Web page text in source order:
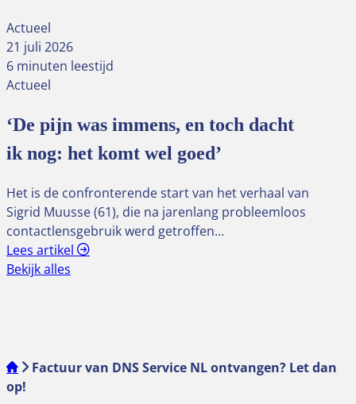
Actueel
21 juli 2026
6 minuten leestijd
Actueel
‘De pijn was immens, en toch dacht
ik nog: het komt wel goed’
Het is de confronterende start van het verhaal van
Sigrid Muusse (61), die na jarenlang probleemloos
contactlensgebruik werd getroffen…
Lees artikel
Bekijk alles
Factuur van DNS Service NL ontvangen? Let dan
op!